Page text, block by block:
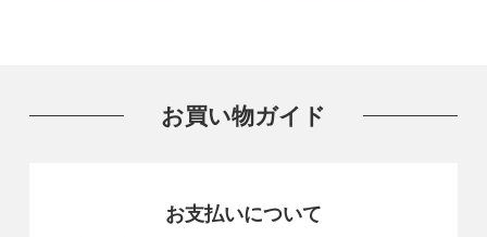
お買い物ガイド
お支払いについて